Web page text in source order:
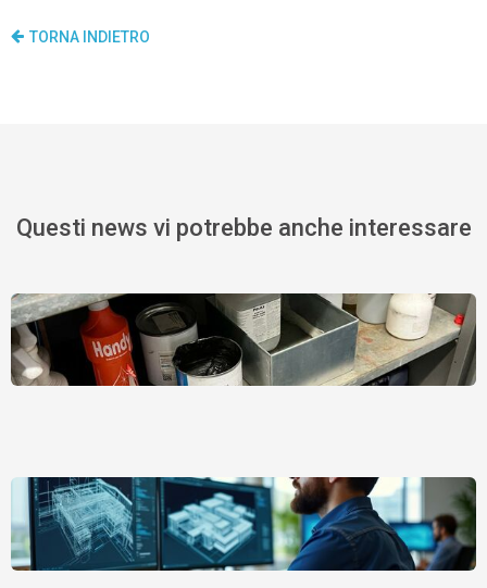
TORNA INDIETRO
Questi news vi potrebbe anche interessare